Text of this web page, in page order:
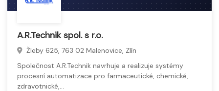
A.R.Technik spol. s r.o.
Žleby 625, 763 02 Malenovice, Zlín
Společnost A.R.Technik navrhuje a realizuje systémy
procesní automatizace pro farmaceutické, chemické,
zdravotnické,…